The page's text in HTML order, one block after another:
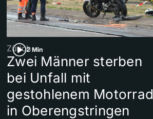
2 Min
Zürich
Zwei Männer sterben
bei Unfall mit
gestohlenem Motorrad
in Oberengstringen